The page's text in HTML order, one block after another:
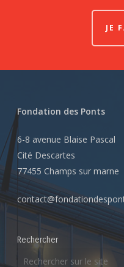
JE
Fondation des Ponts
6-8 avenue Blaise Pascal
Cité Descartes
77455 Champs sur marne
Rechercher